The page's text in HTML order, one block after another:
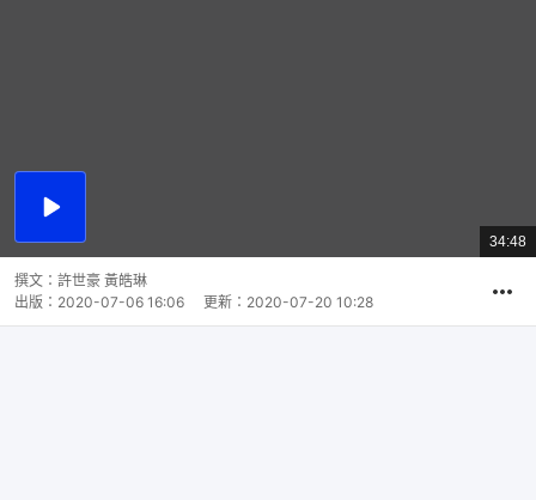
播
總
共
間
34:48
撰文： 許世豪 黃皓琳
出版： 2020-07-06 16:06 更新： 2020-07-20 10:28